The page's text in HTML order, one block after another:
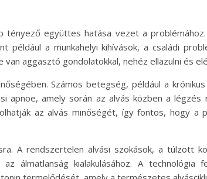
tényező együttes hatása vezet a
például a munkahelyi kihívások, a családi
aggasztó gondolatokkal, nehéz ellazulni és
Számos betegség, például a
apnoe, amely során az alvás közben a
az alvás minőségét, így fontos, hogy a
A rendszertelen alvási szokások, a túlzott
álmatlanság kialakulásához. A technológia